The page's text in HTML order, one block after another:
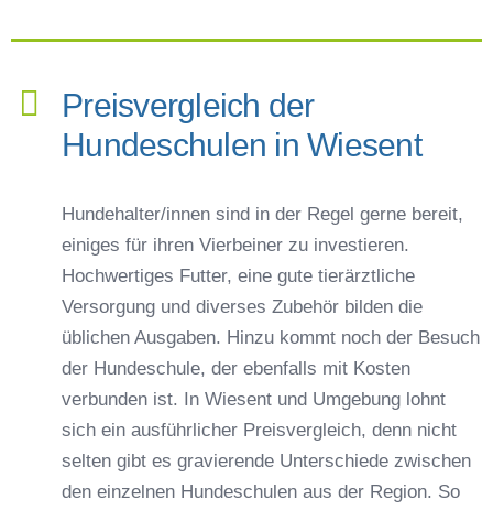
Preisvergleich der
Hundeschulen in Wiesent
Hundehalter/innen sind in der Regel gerne bereit,
einiges für ihren Vierbeiner zu investieren.
Hochwertiges Futter, eine gute tierärztliche
Versorgung und diverses Zubehör bilden die
üblichen Ausgaben. Hinzu kommt noch der Besuch
der Hundeschule, der ebenfalls mit Kosten
verbunden ist. In Wiesent und Umgebung lohnt
sich ein ausführlicher Preisvergleich, denn nicht
selten gibt es gravierende Unterschiede zwischen
den einzelnen Hundeschulen aus der Region. So